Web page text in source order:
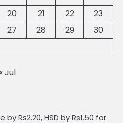
20 21 22
23
27 28 29
30
« Jul
Rs2.20, HSD by Rs1.50 for